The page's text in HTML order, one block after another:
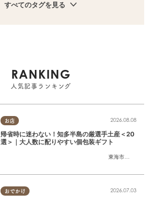
すべてのタグを見る
RANKING
人気記事ランキング
お店
東海市
,大府市
2026.08.08
帰省時に迷わない！知多半島の厳選手土産＜20
選＞｜大人数に配りやすい個包装ギフト
おでかけ 2026.07.03